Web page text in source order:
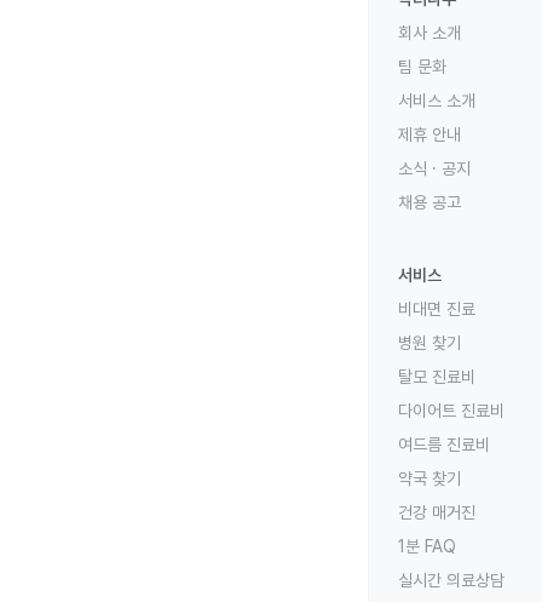
회사 소개
팀 문화
서비스 소개
제휴 안내
소식 · 공지
채용 공고
서비스
비대면 진료
병원 찾기
탈모 진료비
다이어트 진료비
여드름 진료비
약국 찾기
건강 매거진
1분 FAQ
실시간 의료상담